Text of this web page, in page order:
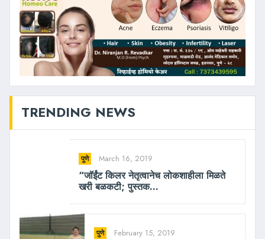
TRENDING NEWS
पुणे March 16, 2019
“जॉईंट किलर नेतृत्वानेच लोकशाहीला मिळते
खरी बळकटी; पुस्तक...
पुणे February 15, 2019